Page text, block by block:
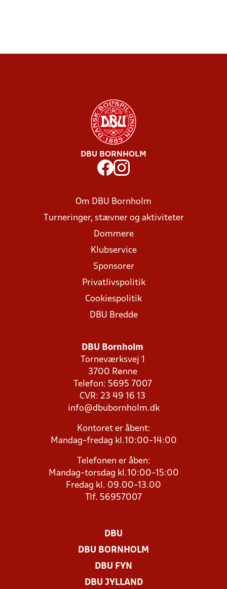
DBU BORNHOLM
Om DBU Bornholm
Turneringer, stævner og aktiviteter
Dommere
Klubservice
Sponsorer
Privatlivspolitik
Cookiespolitik
DBU Bredde
DBU Bornholm
Torneværksvej 1
3700 Rønne
Telefon: 5695 7007
CVR: 23 49 16 13
info@dbubornholm.dk
Kontoret er åbent:
Mandag-fredag kl.10:00-14:00
Telefonen er åben:
Mandag-torsdag kl.10:00-15:00
Fredag kl. 09.00-13.00
Tlf. 56957007
DBU
DBU BORNHOLM
DBU FYN
DBU JYLLAND